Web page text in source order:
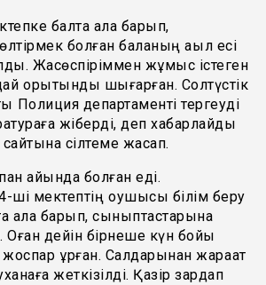
балта ала барып,
болған баланың ақыл есі
Жасөспіріммен жұмыс істеген
қорытынды шығарған. Солтүстік
Полиция департаменті тергеуді
жіберді, деп хабарлайды
сайтына сілтеме жасап.
айында болған еді.
ші мектептің оқушысы білім беру
ала барып, сыныптастарына
дейін бірнеше күн бойы
құрған. Салдарынан жарақат
жеткізілді. Қазір зардап